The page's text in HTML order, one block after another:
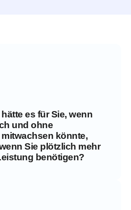
es für Sie, wenn
und ohne
könnte,
Sie plötzlich mehr
benötigen?